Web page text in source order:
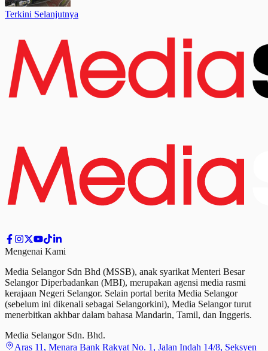
Terkini Selanjutnya
Mengenai Kami
Media Selangor Sdn Bhd (MSSB), anak syarikat Menteri Besar
Selangor Diperbadankan (MBI), merupakan agensi media rasmi
kerajaan Negeri Selangor. Selain portal berita Media Selangor
(sebelum ini dikenali sebagai Selangorkini), Media Selangor turut
menerbitkan akhbar dalam bahasa Mandarin, Tamil, dan Inggeris.
Media Selangor Sdn. Bhd.
Aras 11, Menara Bank Rakyat No. 1, Jalan Indah 14/8, Seksyen